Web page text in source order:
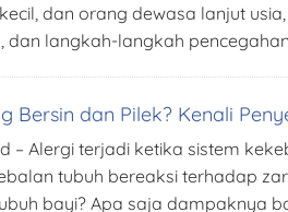
dan orang dewasa lanjut
dan langkah-langkah
Bersin dan Pilek? Kenali
– Alergi terjadi ketika sistem
tubuh bereaksi terhadap
bayi? Apa saja dampaknya